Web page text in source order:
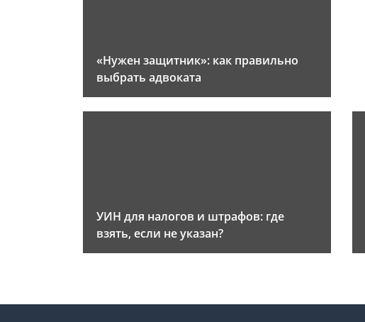
«Нужен защитник»: как правильно
выбрать адвоката
УИН для налогов и штрафов: где
взять, если не указан?